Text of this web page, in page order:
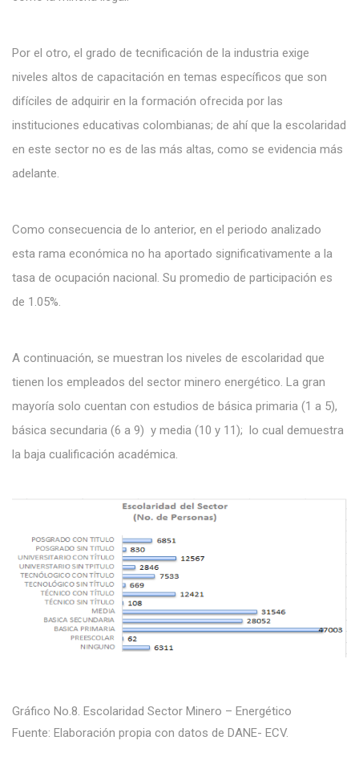
Por el otro, el grado de tecnificación de la industria exige
niveles altos de capacitación en temas específicos que son
difíciles de adquirir en la formación ofrecida por las
instituciones educativas colombianas; de ahí que la escolaridad
en este sector no es de las más altas, como se evidencia más
adelante.
Como consecuencia de lo anterior, en el periodo analizado
esta rama económica no ha aportado significativamente a la
tasa de ocupación nacional. Su promedio de participación es
de 1.05%.
A continuación, se muestran los niveles de escolaridad que
tienen los empleados del sector minero energético. La gran
mayoría solo cuentan con estudios de básica primaria (1 a 5),
básica secundaria (6 a 9) y media (10 y 11); lo cual demuestra
la baja cualificación académica.
Gráfico No.8. Escolaridad Sector Minero – Energético
Fuente: Elaboración propia con datos de DANE- ECV.